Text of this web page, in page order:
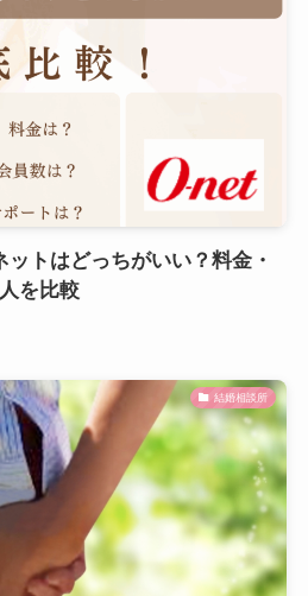
ットはどっちがいい？料金・
を比較
結婚相談所